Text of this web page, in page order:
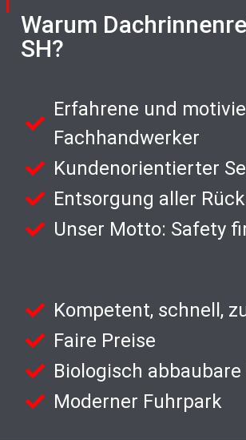
Warum
SH?
Erfahrene und
Fachhandwerker
Kundenorientierter
Entsorgung aller
Unser Motto: Safety
Kompetent, schnell,
Faire Preise
Biologisch abbaubare
Moderner Fuhrpark